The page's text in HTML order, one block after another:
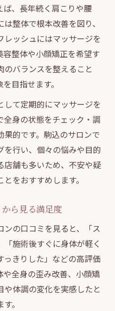
、長年続く肩こりや腰
整体で根本改善を図り、
レッシュにはマッサージを
整体や小顔矯正を希望す
のバランスを整えること
目指せます。
して定期的にマッサージを
身の状態をチェック・調
的です。駒込のサロンで
を行い、個々の悩みや目的
店舗も多いため、不安や疑
をおすすめします。
ら見る満足度
の口コミを見ると、「ス
施術後すぐに身体が軽く
っきりした」などの高評価
全身の歪み改善、小顔矯
体調の変化を実感したと
。